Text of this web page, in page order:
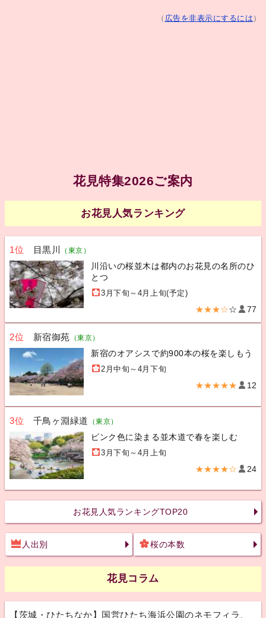
（ 広告を非表示にするには ）
花見特集2026ご案内
お花見人気ランキング
1位 目黒川 （東京）
川沿いの桜並木は都内のお花見の名所のひ
とつ
3月下旬～4月上旬(予定)
★★★☆☆ 77
2位 新宿御苑 （東京）
新宿のオアシスで約900本の桜を楽しもう
2月中旬～4月下旬
★★★★★ 12
3位 千鳥ヶ淵緑道 （東京）
ピンク色に染まる並木道で春を楽しむ
3月下旬～4月上旬
★★★★☆ 24
お花見人気ランキングTOP20
人出別 桜の本数
花見コラム
【茨城・ひたちなか】国営ひたち海浜公園のネモフィラ、